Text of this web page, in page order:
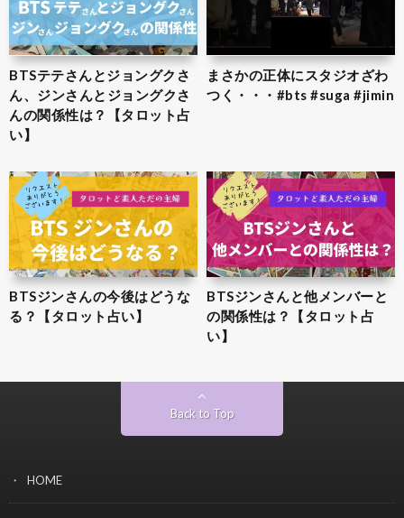
BTSテテさんとジョングクさ
ん、ジンさんとジョングクさ
んの関係性は？【タロット占
い】
まさかの正体にスタジオざわ
つく・・・#bts #suga #jimin
BTSジンさんの今後はどうな
る？【タロット占い】
BTSジンさんと他メンバーと
の関係性は？【タロット占
い】
Back to Top
HOME